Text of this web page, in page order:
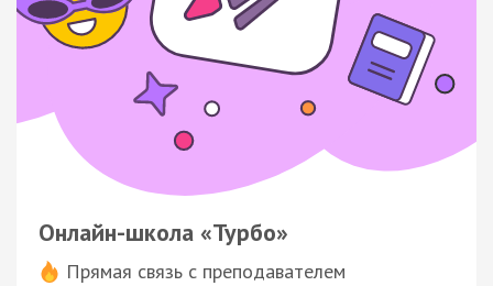
Онлайн-школа «Турбо»
Прямая связь с преподавателем